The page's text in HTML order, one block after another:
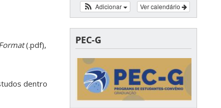
(.pdf),
dentro
Ver calendário
Adicionar
PEC-G